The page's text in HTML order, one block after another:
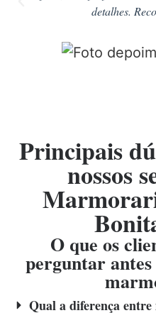
detalhes.
Principais
nossos
O que os
perguntar
Qual a diferença